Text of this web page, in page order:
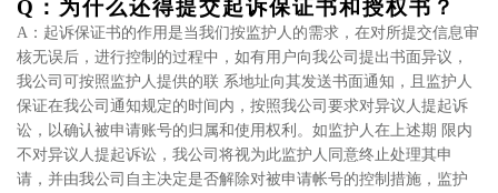
Q：为什么还得提交起诉保证书和授权书？
A：起诉保证书的作用是当我们按监护人的需求，在对所提交信息审
核无误后，进行控制的过程中，如有用户向我公司提出书面异议，
我公司可按照监护人提供的联 系地址向其发送书面通知，且监护人
保证在我公司通知规定的时间内，按照我公司要求对异议人提起诉
讼，以确认被申请账号的归属和使用权利。如监护人在上述期 限内
不对异议人提起诉讼，我公司将视为此监护人同意终止处理其申
请，并由我公司自主决定是否解除对被申请帐号的控制措施，监护